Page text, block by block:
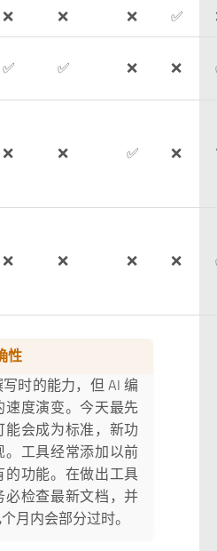
❌ ❌ ❌ ✅
✅ ✅ ❌ ❌
❌ ❌ ✅ ❌
❌ ❌ ❌ ❌
性
时的能力，但 AI 编
度演变。今天最先
会成为标准，新功
。工具经常添加以前
功能。在做出工具
检查最新文档，并
月内会部分过时。